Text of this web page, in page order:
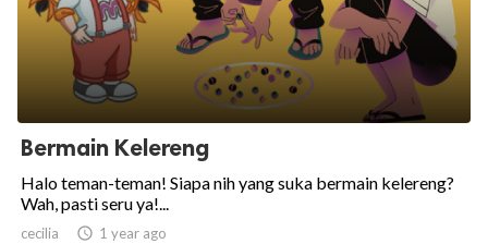
Bermain Kelereng
Halo teman-teman! Siapa nih yang suka bermain kelereng?
Wah, pasti seru ya!...
cecilia  1 year ago